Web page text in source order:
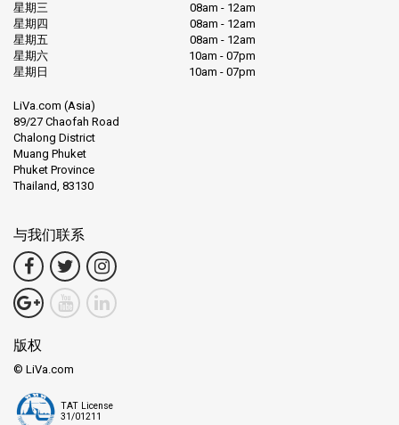
星期三
08am - 12am
星期四
08am - 12am
星期五
08am - 12am
星期六
10am - 07pm
星期日
10am - 07pm
LiVa.com (Asia)
89/27 Chaofah Road
Chalong District
Muang Phuket
Phuket Province
Thailand, 83130
与我们联系
版权
© LiVa.com
TAT License
31/01211